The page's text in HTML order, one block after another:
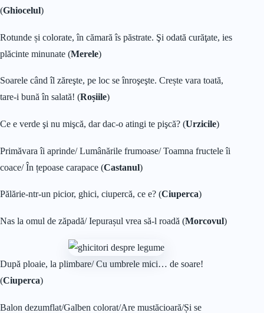
(Ghiocelul)
Rotunde și colorate, în cămară îs păstrate. Şi odată curăţate, ies
plăcinte minunate (Merele)
Soarele când îl zăreşte, pe loc se înroşeşte. Crește vara toată,
tare-i bună în salată! (Roșiile)
Ce e verde şi nu mişcă, dar dac-o atingi te pişcă? (Urzicile)
Primăvara îi aprinde/ Lumânările frumoase/ Toamna fructele îi
coace/ În țepoase carapace (Castanul)
Pălărie-ntr-un picior, ghici, ciupercă, ce e? (Ciuperca)
Nas la omul de zăpadă/ Iepurașul vrea să-l roadă (Morcovul)
După ploaie, la plimbare/ Cu umbrele mici… de soare!
(Ciuperca)
Balon dezumflat/Galben colorat/Are mustăcioară/Și se